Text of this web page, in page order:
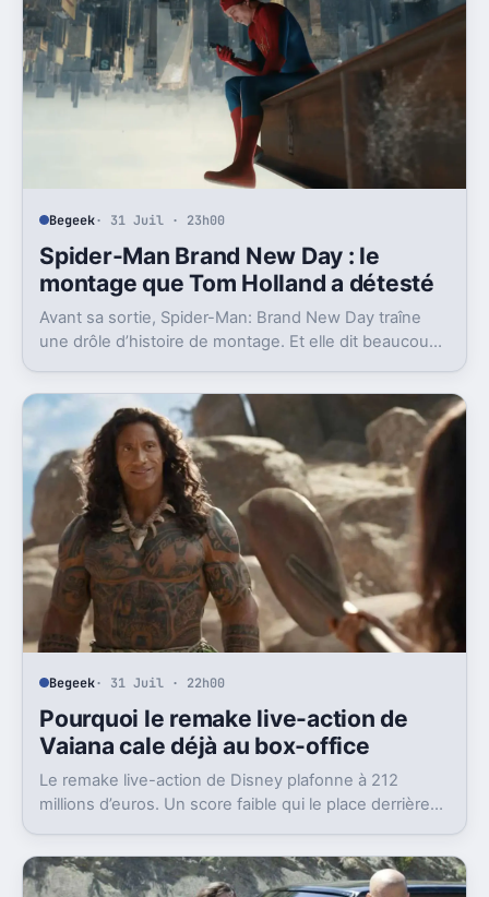
Begeek· 31 Juil · 23h00
Spider-Man Brand New Day : le
montage que Tom Holland a détesté
Avant sa sortie, Spider-Man: Brand New Day traîne
une drôle d’histoire de montage. Et elle dit beaucoup
Begeek· 31 Juil · 22h00
Pourquoi le remake live-action de
Vaiana cale déjà au box-office
Le remake live-action de Disney plafonne à 212
millions d’euros. Un score faible qui le place derrière